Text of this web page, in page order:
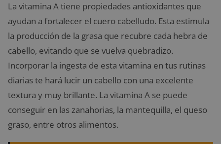
La vitamina A tiene propiedades antioxidantes que
ayudan a fortalecer el cuero cabelludo. Esta estimula
la producción de la grasa que recubre cada hebra de
cabello, evitando que se vuelva quebradizo.
Incorporar la ingesta de esta vitamina en tus rutinas
diarias te hará lucir un cabello con una excelente
textura y muy brillante. La vitamina A se puede
conseguir en las zanahorias, la mantequilla, el queso
graso, entre otros alimentos.